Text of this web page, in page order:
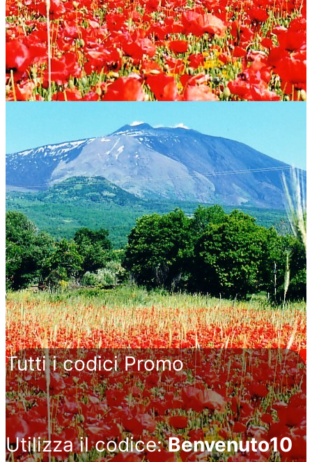
Tutti i codici Promo
Utilizza il codice:Benvenuto10